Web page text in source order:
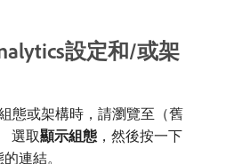
設定和/或架
態或架構時，請瀏覽至（舊
選取​顯示組態 ，然後按一下
連結。